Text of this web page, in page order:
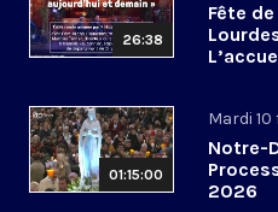
26:38
Fête
01:15:00
Mardi
Notre-
2026